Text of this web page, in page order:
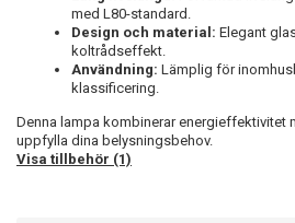
med L80-standard.
Design och material: Elegant
koltrådseffekt.
Användning: Lämplig för
klassificering.
Denna lampa kombinerar energieffektivitet
uppfylla dina belysningsbehov.
Visa tillbehör (1)